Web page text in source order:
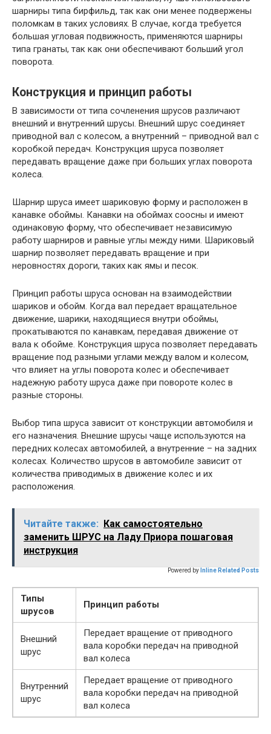
шарниры типа бирфильд, так как они менее подвержены
поломкам в таких условиях. В случае, когда требуется
большая угловая подвижность, применяются шарниры
типа гранаты, так как они обеспечивают больший угол
поворота.
Конструкция и принцип работы
В зависимости от типа сочленения шрусов различают
внешний и внутренний шрусы. Внешний шрус соединяет
приводной вал с колесом, а внутренний – приводной вал с
коробкой передач. Конструкция шруса позволяет
передавать вращение даже при больших углах поворота
колеса.
Шарнир шруса имеет шариковую форму и расположен в
канавке обоймы. Канавки на обоймах соосны и имеют
одинаковую форму, что обеспечивает независимую
работу шарниров и равные углы между ними. Шариковый
шарнир позволяет передавать вращение и при
неровностях дороги, таких как ямы и песок.
Принцип работы шруса основан на взаимодействии
шариков и обойм. Когда вал передает вращательное
движение, шарики, находящиеся внутри обоймы,
прокатываются по канавкам, передавая движение от
вала к обойме. Конструкция шруса позволяет передавать
вращение под разными углами между валом и колесом,
что влияет на углы поворота колес и обеспечивает
надежную работу шруса даже при повороте колес в
разные стороны.
Выбор типа шруса зависит от конструкции автомобиля и
его назначения. Внешние шрусы чаще используются на
передних колесах автомобилей, а внутренние – на задних
колесах. Количество шрусов в автомобиле зависит от
количества приводимых в движение колес и их
расположения.
Читайте также: Как самостоятельно
заменить ШРУС на Ладу Приора пошаговая
инструкция
Powered by Inline Related Posts
Типы
шрусов
Принцип работы
Внешний
шрус
Передает вращение от приводного
вала коробки передач на приводной
вал колеса
Внутренний
шрус
Передает вращение от приводного
вала коробки передач на приводной
вал колеса